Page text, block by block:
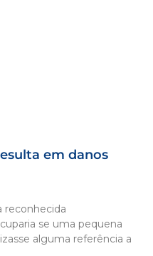
em danos
reconhecida
se uma pequena
alguma referência a